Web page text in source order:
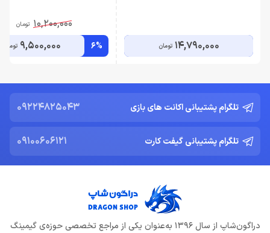
14,790,000 تومان
10,200,000 تومان
6%
9,500,000 تومان
تلگرام پشتیبانی اکانت های بازی 09224825043
تلگرام پشتیبانی گیفت کارت 09100606121
دراگون‌شاپ از سال 1396 به‌عنوان یکی از مراجع تخصصی حوزه‌ی گیمینگ